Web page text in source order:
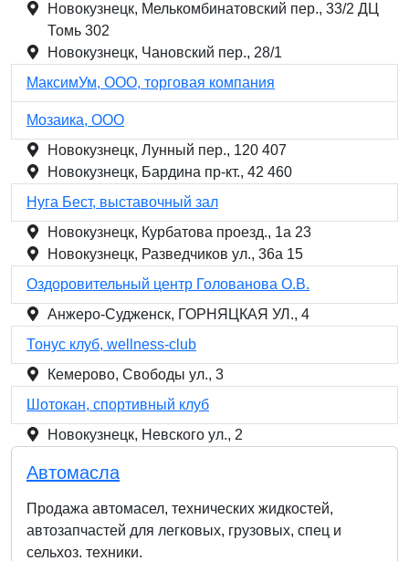
Новокузнецк, Мелькомбинатовский пер., 33/2 ДЦ
Томь 302
Новокузнецк, Чановский пер., 28/1
МаксимУм, ООО, торговая компания
Мозаика, ООО
Новокузнецк, Лунный пер., 120 407
Новокузнецк, Бардина пр-кт., 42 460
Нуга Бест, выставочный зал
Новокузнецк, Курбатова проезд., 1а 23
Новокузнецк, Разведчиков ул., 36а 15
Оздоровительный центр Голованова О.В.
Анжеро-Судженск, ГОРНЯЦКАЯ УЛ., 4
Тонус клуб, wellness-club
Кемерово, Свободы ул., 3
Шотокан, спортивный клуб
Новокузнецк, Невского ул., 2
Автомасла
Продажа автомасел, технических жидкостей,
автозапчастей для легковых, грузовых, спец и
сельхоз. техники.